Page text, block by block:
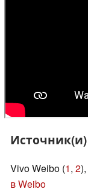
Источник(и)
Vivo Weibo (1, 2),
в Weibo